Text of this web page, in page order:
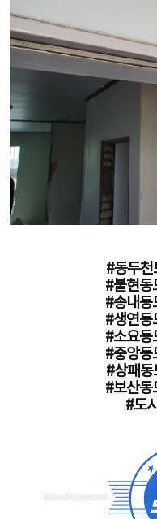
#동두천
#불현동
#송내동
#생연동
#소요동
#중앙동
#상패동
#보산동
#도